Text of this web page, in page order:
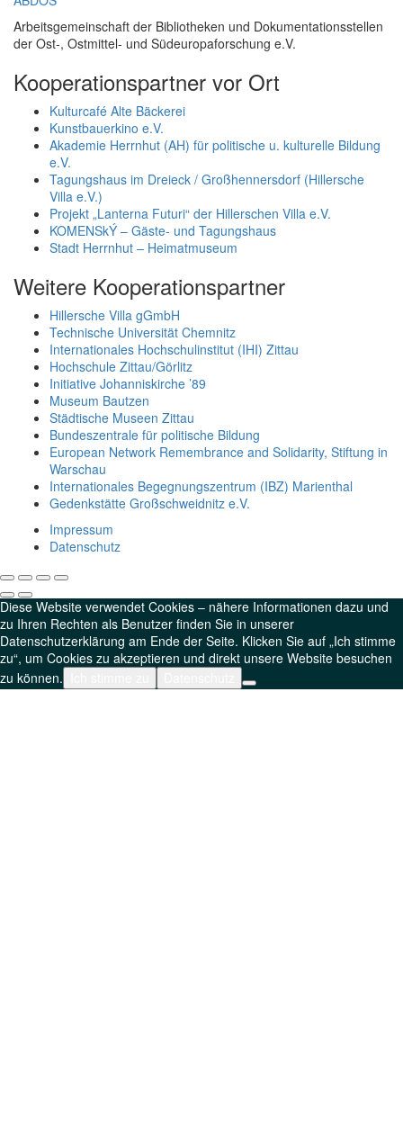
Arbeitsgemeinschaft der Bibliotheken und Dokumentationsstellen
der Ost-, Ostmittel- und Südeuropaforschung e.V.
Kooperationspartner vor Ort
Kulturcafé Alte Bäckerei
Kunstbauerkino e.V.
Akademie Herrnhut (AH) für politische u. kulturelle Bildung
e.V.
Tagungshaus im Dreieck / Großhennersdorf (Hillersche
Villa e.V.)
Projekt „Lanterna Futuri“ der Hillerschen Villa e.V.
KOMENSkÝ – Gäste- und Tagungshaus
Stadt Herrnhut – Heimatmuseum
Weitere Kooperationspartner
Hillersche Villa gGmbH
Technische Universität Chemnitz
Internationales Hochschulinstitut (IHI) Zittau
Hochschule Zittau/Görlitz
Initiative Johanniskirche ’89
Museum Bautzen
Städtische Museen Zittau
Bundeszentrale für politische Bildung
European Network Remembrance and Solidarity, Stiftung in
Warschau
Internationales Begegnungszentrum (IBZ) Marienthal
Gedenkstätte Großschweidnitz e.V.
Impressum
Datenschutz
Diese Website verwendet Cookies – nähere Informationen dazu und
zu Ihren Rechten als Benutzer finden Sie in unserer
Datenschutzerklärung am Ende der Seite. Klicken Sie auf „Ich stimme
zu“, um Cookies zu akzeptieren und direkt unsere Website besuchen
zu können.